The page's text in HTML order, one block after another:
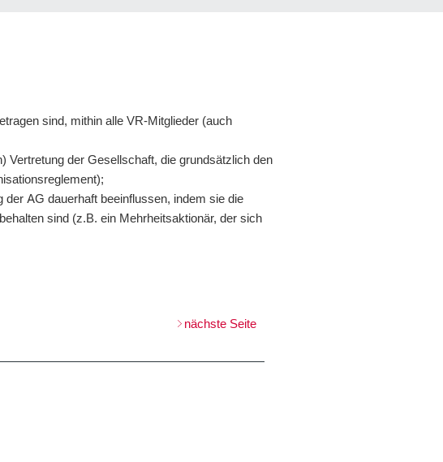
sind, mithin alle VR-Mitglieder (auch
Vertretung der Gesellschaft, die grundsätzlich den
AG dauerhaft beeinflussen, indem sie die
sind (z.B. ein Mehrheitsaktionär, der sich
nächste Seite